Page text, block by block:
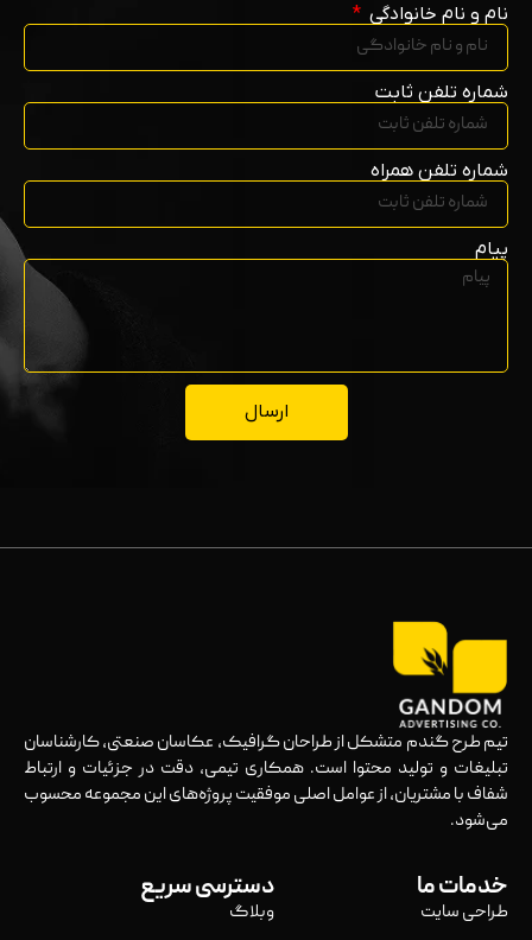
نام و نام خانوادگی
شماره تلفن ثابت
شماره تلفن همراه
پیام
ارسال
تیم طرح گندم متشکل از طراحان گرافیک، عکاسان صنعتی، کارشناسان
تبلیغات و تولید محتوا است. همکاری تیمی، دقت در جزئیات و ارتباط
شفاف با مشتریان، از عوامل اصلی موفقیت پروژه‌های این مجموعه محسوب
می‌شود.
خدمات ما
طراحی سایت
دسترسی سریع
وبلاگ